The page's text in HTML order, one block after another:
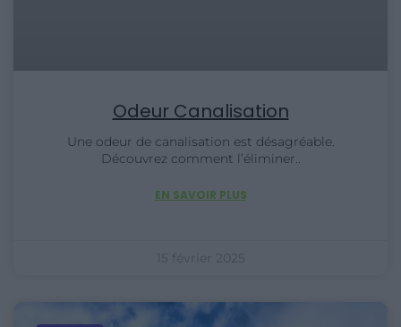
Odeur Canalisation
Une odeur de canalisation est désagréable.
Découvrez comment l’éliminer..
EN SAVOIR PLUS
15 février 2025